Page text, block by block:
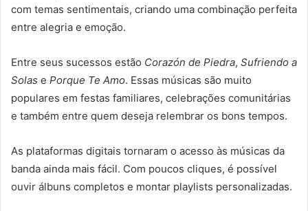
com temas sentimentais, criando uma combinação perfeita
entre alegria e emoção.
Entre seus sucessos estão Corazón de Piedra, Sufriendo a
Solas e Porque Te Amo. Essas músicas são muito
populares em festas familiares, celebrações comunitárias
e também entre quem deseja relembrar os bons tempos.
As plataformas digitais tornaram o acesso às músicas da
banda ainda mais fácil. Com poucos cliques, é possível
ouvir álbuns completos e montar playlists personalizadas.